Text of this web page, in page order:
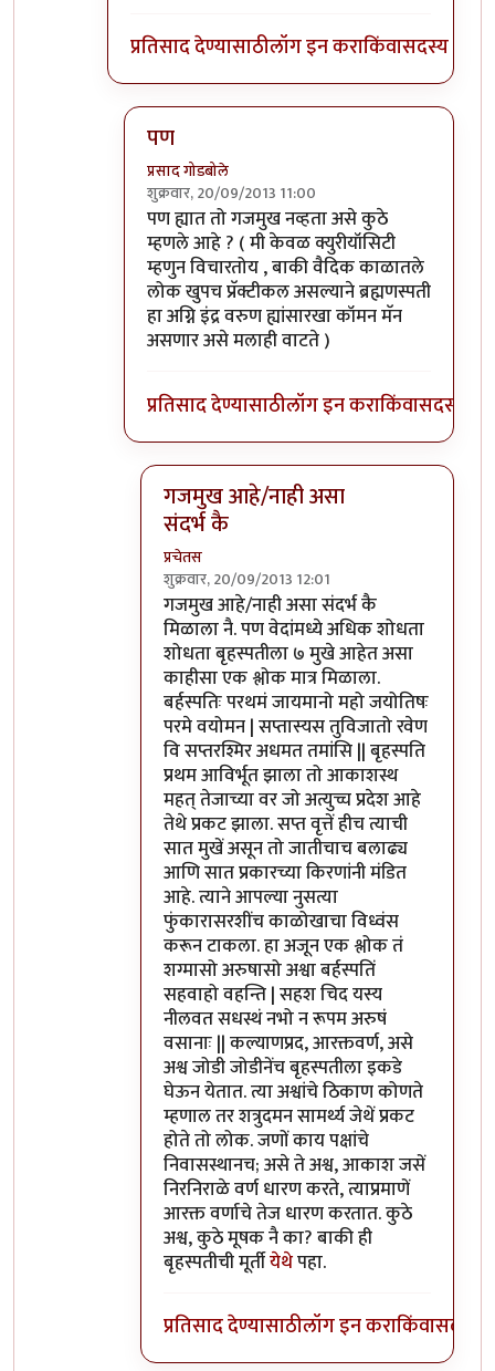
प्रतिसाद देण्यासाठीलॉग इन कराकिंवासदस्य व्हा
पण
प्रसाद गोडबोले
शुक्रवार, 20/09/2013 11:00
In reply toब्र्ह्मणस्पति म्हणजे आपला
पण ह्यात तो गजमुख नव्हता असे कुठे
म्हणले आहे ? ( मी केवळ क्युरीयॉसिटी
म्हणुन विचारतोय , बाकी वैदिक काळातले
लोक खुपच प्रॅक्टीकल असल्याने ब्रह्मणस्पती
हा अग्नि इंद्र वरुण ह्यांसारखा कॉमन मॅन
असणार असे मलाही वाटते )
प्रतिसाद देण्यासाठीलॉग इन कराकिंवासदस्य व्हा
गजमुख आहे/नाही असा
संदर्भ कै
प्रचेतस
शुक्रवार, 20/09/2013 12:01
In reply toपणbyप्रसाद गोडबोले
गजमुख आहे/नाही असा संदर्भ कै
मिळाला नै. पण वेदांमध्ये अधिक शोधता
शोधता बृहस्पतीला ७ मुखे आहेत असा
काहीसा एक श्लोक मात्र मिळाला.
बर्हस्पतिः परथमं जायमानो महो जयोतिषः
परमे वयोमन | सप्तास्यस तुविजातो रवेण
वि सप्तरश्मिर अधमत तमांसि || बृहस्पति
प्रथम आविर्भूत झाला तो आकाशस्थ
महत् तेजाच्या वर जो अत्युच्च प्रदेश आहे
तेथे प्रकट झाला. सप्त वृत्तें हीच त्याची
सात मुखें असून तो जातीचाच बलाढ्य
आणि सात प्रकारच्या किरणांनी मंडित
आहे. त्याने आपल्या नुसत्या
फुंकारासरशींच काळोखाचा विध्वंस
करून टाकला. हा अजून एक श्लोक तं
शग्मासो अरुषासो अश्वा बर्हस्पतिं
सहवाहो वहन्ति | सहश चिद यस्य
नीलवत सधस्थं नभो न रूपम अरुषं
वसानाः || कल्याणप्रद, आरक्तवर्ण, असे
अश्व जोडी जोडीनेंच बृहस्पतीला इकडे
घेऊन येतात. त्या अश्वांचे ठिकाण कोणते
म्हणाल तर शत्रुदमन सामर्थ्य जेथें प्रकट
होते तो लोक. जणों काय पक्षांचे
निवासस्थानच; असे ते अश्व, आकाश जसें
निरनिराळे वर्ण धारण करते, त्याप्रमाणें
आरक्त वर्णाचे तेज धारण करतात. कुठे
अश्व, कुठे मूषक नै का? बाकी ही
बृहस्पतीची मूर्तीयेथेपहा.
प्रतिसाद देण्यासाठीलॉग इन कराकिंवासदस्य